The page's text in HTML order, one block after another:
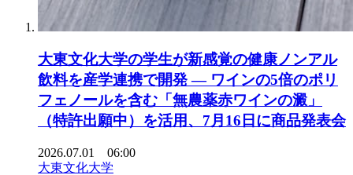
大東文化大学の学生が新感覚の健康ノンアル
飲料を産学連携で開発 ― ワインの5倍のポリ
フェノールを含む「無農薬赤ワインの澱」
（特許出願中）を活用、7月16日に商品発表会
2026.07.01 06:00
大東文化大学